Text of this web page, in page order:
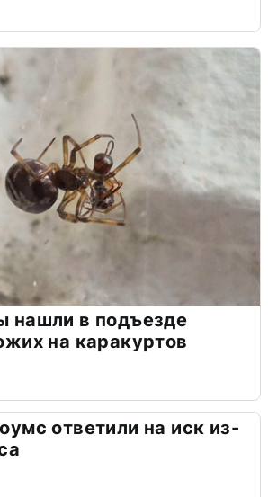
нашли в подъезде
на каракуртов
ответили на иск из-